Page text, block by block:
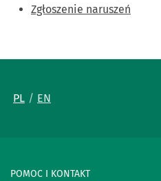
Zgłoszenie naruszeń
PL EN
POMOC I KONTAKT